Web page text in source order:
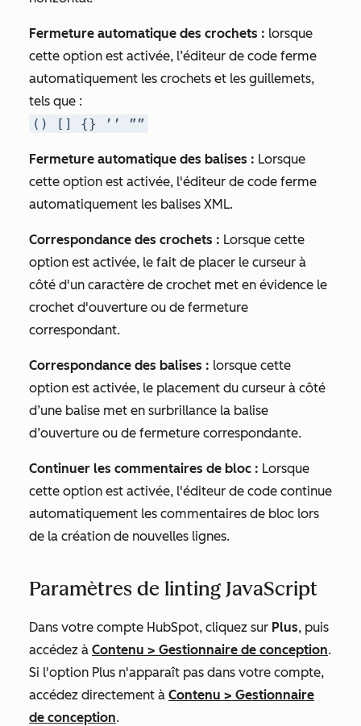
Fermeture automatique des crochets : lorsque
cette option est activée, l’éditeur de code ferme
automatiquement les crochets et les guillemets,
tels que :
() [] {} ’’ ””
Fermeture automatique des balises : Lorsque
cette option est activée, l'éditeur de code ferme
automatiquement les balises XML.
Correspondance des crochets : Lorsque cette
option est activée, le fait de placer le curseur à
côté d'un caractère de crochet met en évidence le
crochet d'ouverture ou de fermeture
correspondant.
Correspondance des balises : lorsque cette
option est activée, le placement du curseur à côté
d’une balise met en surbrillance la balise
d’ouverture ou de fermeture correspondante.
Continuer les commentaires de bloc : Lorsque
cette option est activée, l'éditeur de code continue
automatiquement les commentaires de bloc lors
de la création de nouvelles lignes.
Paramètres de linting JavaScript
Dans votre compte HubSpot, cliquez sur Plus, puis
accédez à Contenu > Gestionnaire de conception.
Si l'option Plus n'apparaît pas dans votre compte,
accédez directement à Contenu > Gestionnaire
de conception.